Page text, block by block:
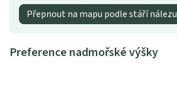
Přepnout na mapu podle stáří nálezu
Preference nadmořské výšky